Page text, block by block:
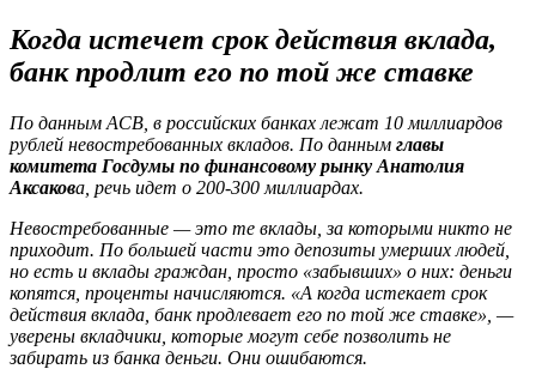
Когда истечет срок действия вклада,
банк продлит его по той же ставке
По данным АСВ, в российских банках лежат 10 миллиардов
рублей невостребованных вкладов. По данным главы
комитета Госдумы по финансовому рынку Анатолия
Аксакова, речь идет о 200-300 миллиардах.
Невостребованные — это те вклады, за которыми никто не
приходит. По большей части это депозиты умерших людей,
но есть и вклады граждан, просто «забывших» о них: деньги
копятся, проценты начисляются. «А когда истекает срок
действия вклада, банк продлевает его по той же ставке», —
уверены вкладчики, которые могут себе позволить не
забирать из банка деньги. Они ошибаются.